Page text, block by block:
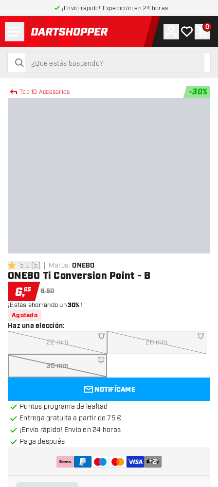
¡Envío rápido! Expedición en 24 horas
volver a la página de inicio
buscar
buscar
Cuenta
Mi lista de
0
Top 10 Accesorios -30%
5 estrellas de puntuación
5.0 [5] Marca: ONE80
ONE80 Ti Conversion Point - B
6,65 9,50
¡Estás ahorrando un30% !
Agotado
Haz una elección:
22 mm 26 mm
30 mm
NOTIFÍCAME
Puntos programa de lealtad
Entrega gratuita a partir de 75 €
¡Envío rápido! Envío en 24 horas
Paga después
+2